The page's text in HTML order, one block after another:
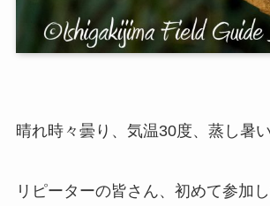
晴れ時々曇り、気温30度、蒸し暑
リピーターの皆さん、初めて参加